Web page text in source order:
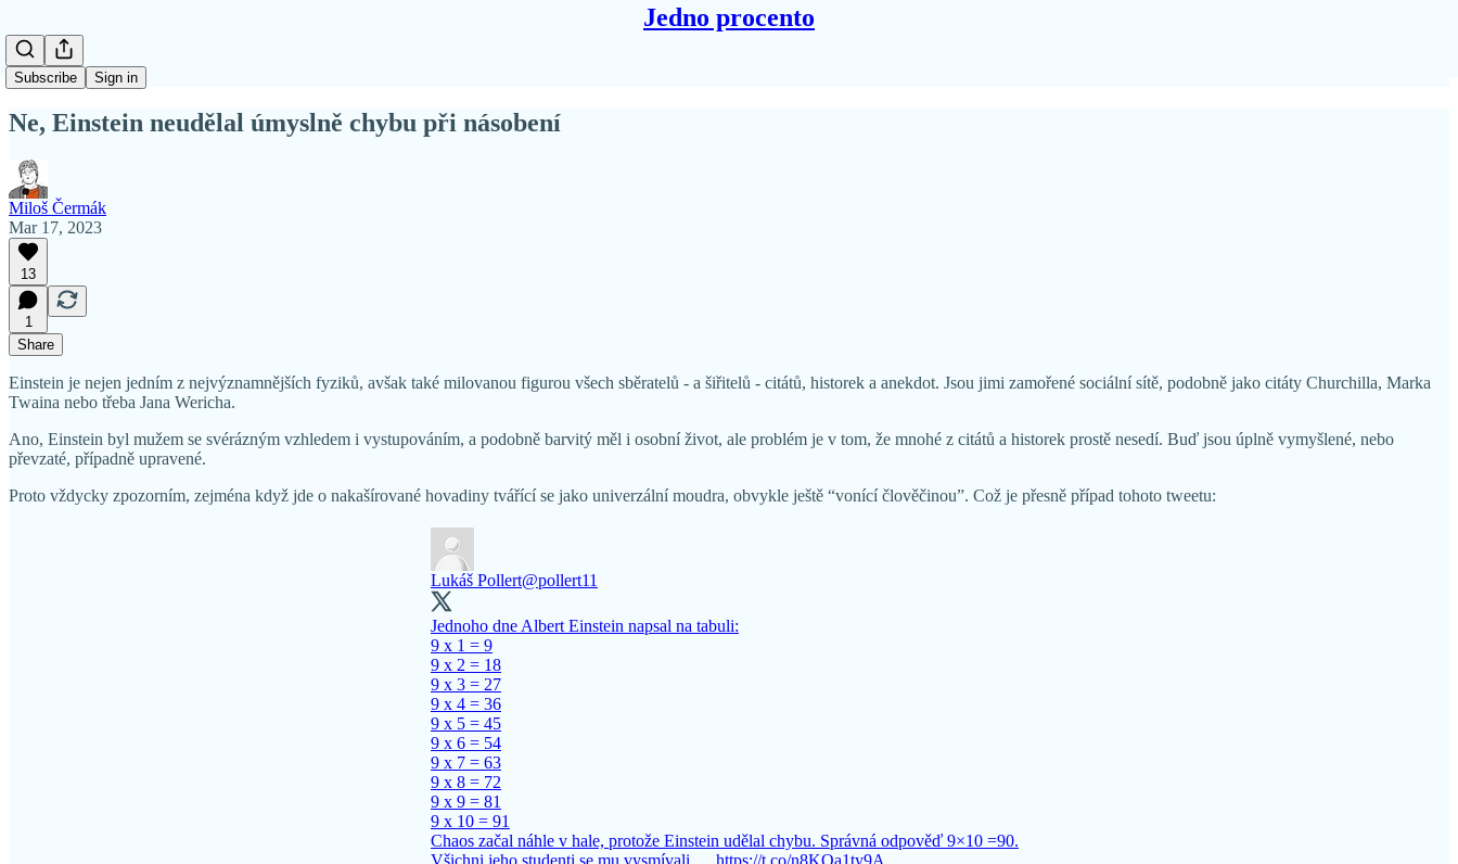
Jedno procento
Subscribe Sign in
Ne, Einstein neudělal úmyslně chybu při násobení
Miloš Čermák
Mar 17, 2023
13
1
Share
Einstein je nejen jedním z nejvýznamnějších fyziků, avšak také milovanou figurou všech sběratelů - a šiřitelů - citátů, historek a anekdot. Jsou jimi zamořené sociální sítě, podobně jako citáty Churchilla, Marka
Twaina nebo třeba Jana Wericha.
Ano, Einstein byl mužem se svérázným vzhledem i vystupováním, a podobně barvitý měl i osobní život, ale problém je v tom, že mnohé z citátů a historek prostě nesedí. Buď jsou úplně vymyšlené, nebo
převzaté, případně upravené.
Proto vždycky zpozorním, zejména když jde o nakašírované hovadiny tvářící se jako univerzální moudra, obvykle ještě “vonící člověčinou”. Což je přesně případ tohoto tweetu:
Lukáš Pollert@pollert11
Jednoho dne Albert Einstein napsal na tabuli:
9 x 1 = 9
9 x 2 = 18
9 x 3 = 27
9 x 4 = 36
9 x 5 = 45
9 x 6 = 54
9 x 7 = 63
9 x 8 = 72
9 x 9 = 81
9 x 10 = 91
Chaos začal náhle v hale, protože Einstein udělal chybu. Správná odpověď 9×10 =90.
Všichni jeho studenti se mu vysmívali.… https://t.co/n8KOa1ty9A